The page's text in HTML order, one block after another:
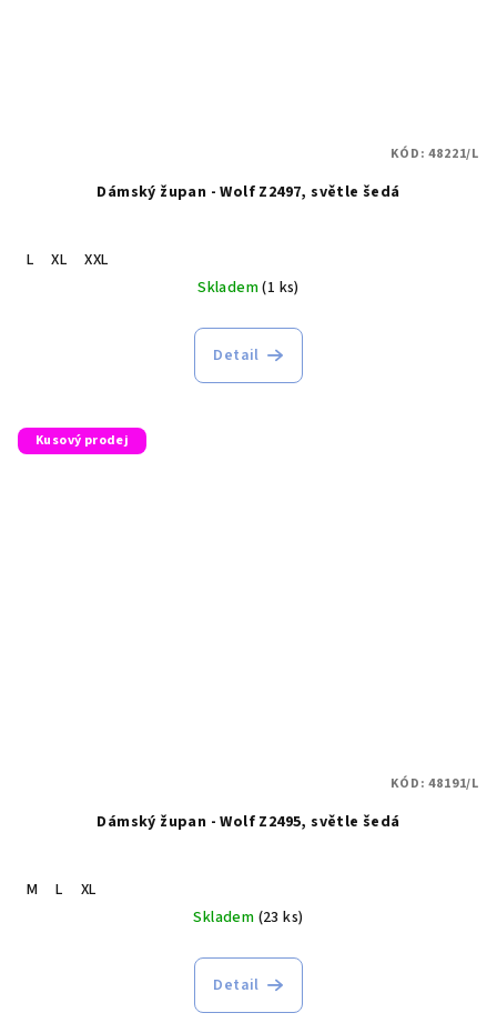
Dámský župan - Wolf Z2497, světle šedá
L XL
XXL
Skladem(1 ks)
Detail
KÓD:48221/L
Kusový prodej
Dámský župan - Wolf Z2495, světle šedá
M L
XL
Skladem (23 ks)
Detail
KÓD:48191/L